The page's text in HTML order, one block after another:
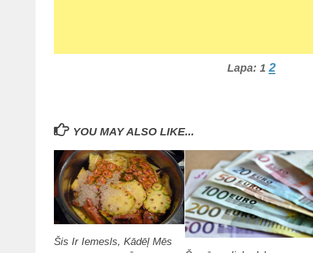
Lapa: 1 2
YOU MAY ALSO LIKE...
Šis Ir Iemesls, Kādēļ Mēs